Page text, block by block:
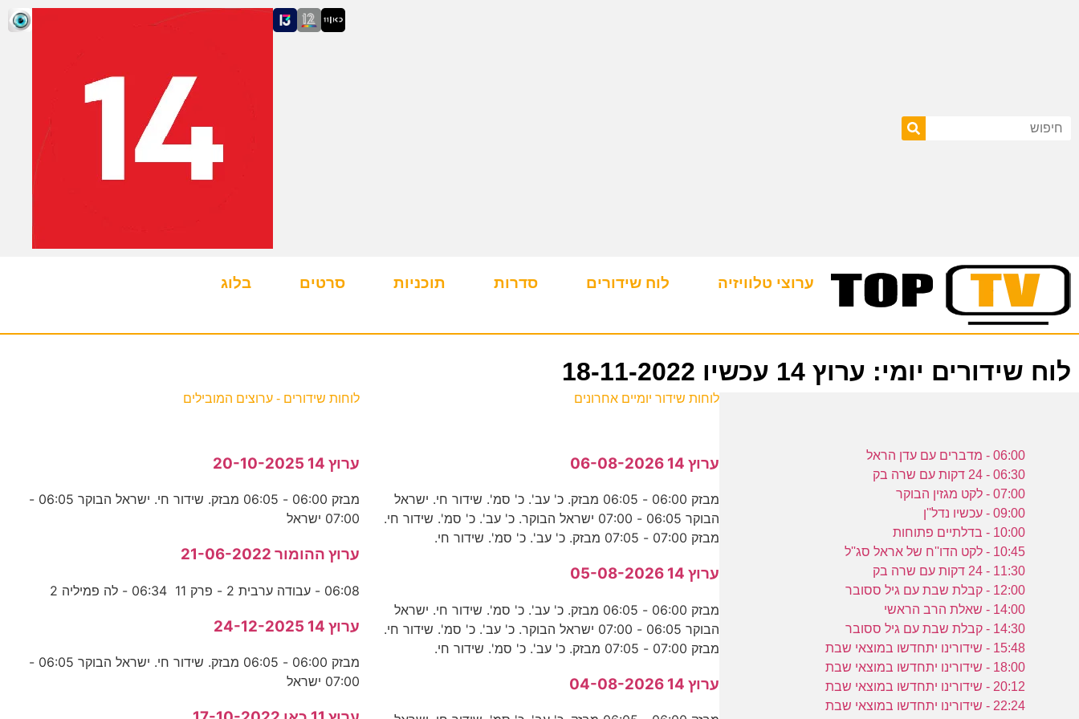
ערוצי טלוויזיה לוח שידורים סדרות תוכניות סרטים בלוג
לוח שידורים יומי: ערוץ 14 עכשיו 18-11-2022
06:00 - מדברים עם עדן הראל
06:30 - 24 דקות עם שרה בק
07:00 - לקט מגזין הבוקר
09:00 - עכשיו נדל''ן
10:00 - בדלתיים פתוחות
10:45 - לקט הדו''ח של אראל סג''ל
11:30 - 24 דקות עם שרה בק
12:00 - קבלת שבת עם גיל ססובר
14:00 - שאלת הרב הראשי
14:30 - קבלת שבת עם גיל ססובר
15:48 - שידורינו יתחדשו במוצאי שבת
18:00 - שידורינו יתחדשו במוצאי שבת
20:12 - שידורינו יתחדשו במוצאי שבת
22:24 - שידורינו יתחדשו במוצאי שבת
לוחות שידור יומיים אחרונים
ערוץ 14 06-08-2026
מבזק 06:00 - 06:05 מבזק. כ' עב'. כ' סמ'. שידור חי. ישראל
הבוקר 06:05 - 07:00 ישראל הבוקר. כ' עב'. כ' סמ'. שידור חי.
מבזק 07:00 - 07:05 מבזק. כ' עב'. כ' סמ'. שידור חי.
ערוץ 14 05-08-2026
מבזק 06:00 - 06:05 מבזק. כ' עב'. כ' סמ'. שידור חי. ישראל
הבוקר 06:05 - 07:00 ישראל הבוקר. כ' עב'. כ' סמ'. שידור חי.
מבזק 07:00 - 07:05 מבזק. כ' עב'. כ' סמ'. שידור חי.
ערוץ 14 04-08-2026
לוחות שידורים - ערוצים המובילים
ערוץ 14 20-10-2025
מבזק 06:00 - 06:05 מבזק. שידור חי. ישראל הבוקר 06:05 -
07:00 ישראל
ערוץ ההומור 21-06-2022
06:08 - עבודה ערבית 2 - פרק 11 06:34 - לה פמיליה 2
ערוץ 14 24-12-2025
מבזק 06:00 - 06:05 מבזק. שידור חי. ישראל הבוקר 06:05 -
07:00 ישראל